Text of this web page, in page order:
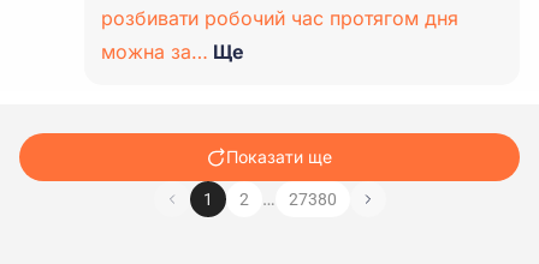
розбивати робочий час протягом дня
можна за… Ще
Показати ще
1 2 … 27380